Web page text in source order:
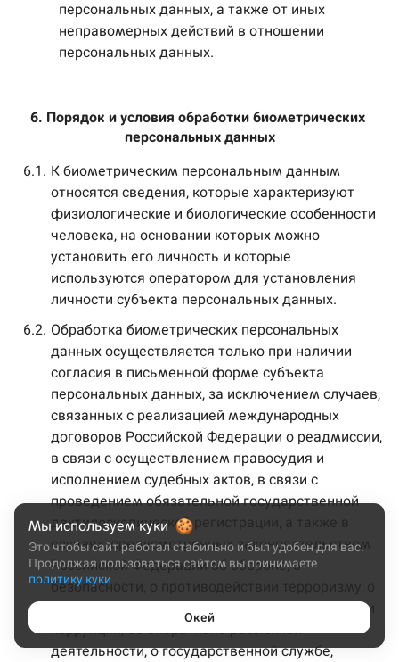
персональных данных, а также от иных
неправомерных действий в отношении
персональных данных.
6. Порядок и условия обработки биометрических
персональных данных
6.1. К биометрическим персональным данным
относятся сведения, которые характеризуют
физиологические и биологические особенности
человека, на основании которых можно
установить его личность и которые
используются оператором для установления
личности субъекта персональных данных.
6.2. Обработка биометрических персональных
данных осуществляется только при наличии
согласия в письменной форме субъекта
персональных данных, за исключением случаев,
связанных с реализацией международных
договоров Российской Федерации о реадмиссии,
в связи с осуществлением правосудия и
исполнением судебных актов, в связи с
проведением обязательной государственной
дактилоскопической регистрации, а также в
случаях, предусмотренных законодательством
Российской Федерации об обороне, о
безопасности, о противодействии терроризму, о
транспортной безопасности, о противодействии
коррупции, об оперативно-разыскной
деятельности, о государственной службе,
Мы используем куки
Это чтобы сайт работал стабильно и был удобен для вас.
Продолжая пользоваться сайтом вы принимаете
политику куки
Окей